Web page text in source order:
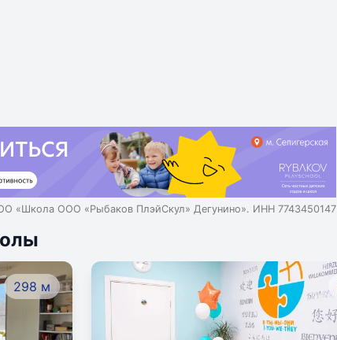
«Школа ООО «Рыбаков ПлэйСкул» Дегунино». ИНН 7743450147
298 м